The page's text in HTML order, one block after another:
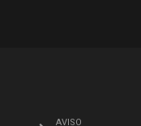
AVISO